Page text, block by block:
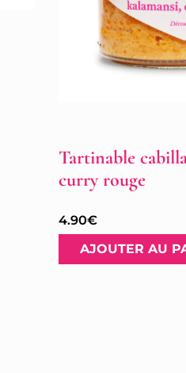
Tartinable
curry rouge
4.90€
AJOUTER AU